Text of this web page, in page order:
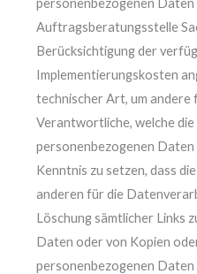
Auftragsberatungsstelle
Berücksichtigung der
Implementierungskosten
technischer Art, um
Verantwortliche, welche
personenbezogenen
Kenntnis zu setzen, dass
anderen für die
Löschung sämtlicher Links
Daten oder von Kopien
personenbezogenen